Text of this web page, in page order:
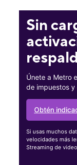
Sin
Únete a Metro
de impuestos
Obtén
Si usas muchos
velocidades más
Streaming de